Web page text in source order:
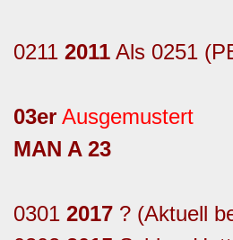
0211 2011Als 0251
03er Ausgemustert
MAN A 23
0301 2017? (Aktuell